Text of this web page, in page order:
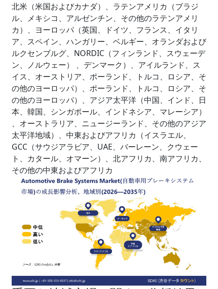
北米（米国およびカナダ）、ラテンアメリカ（ブラジ
ル、メキシコ、アルゼンチン、その他のラテンアメリ
カ）、ヨーロッパ（英国、ドイツ、フランス、イタリ
ア、スペイン、ハンガリー、ベルギー、オランダおよび
ルクセンブルグ、NORDIC（フィンランド、スウェーデ
ン、ノルウェー） 、デンマーク）、アイルランド、ス
イス、オーストリア、ポーランド、トルコ、ロシア、そ
の他のヨーロッパ）、ポーランド、トルコ、ロシア、そ
の他のヨーロッパ）、アジア太平洋（中国、インド、日
本、韓国、シンガポール、インドネシア、マレーシア）
、オーストラリア、ニュージーランド、その他のアジア
太平洋地域）、中東およびアフリカ（イスラエル、
GCC（サウジアラビア、UAE、バーレーン、クウェー
ト、カタール、オマーン）、北アフリカ、南アフリカ、
その他の中東およびアフリカ